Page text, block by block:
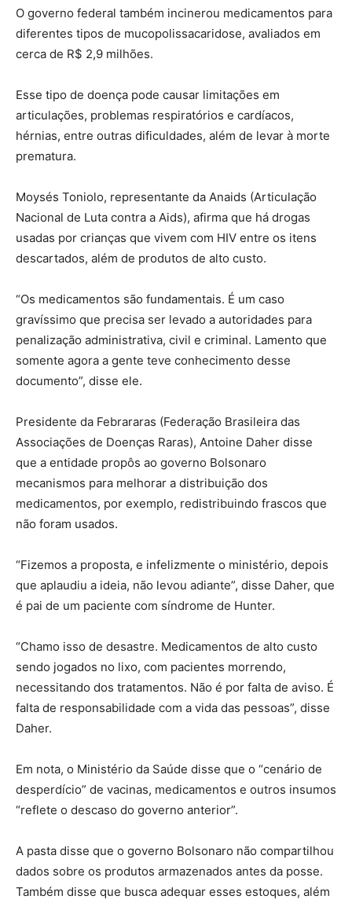
O governo federal também incinerou medicamentos para
diferentes tipos de mucopolissacaridose, avaliados em
cerca de R$ 2,9 milhões.
Esse tipo de doença pode causar limitações em
articulações, problemas respiratórios e cardíacos,
hérnias, entre outras dificuldades, além de levar à morte
prematura.
Moysés Toniolo, representante da Anaids (Articulação
Nacional de Luta contra a Aids), afirma que há drogas
usadas por crianças que vivem com HIV entre os itens
descartados, além de produtos de alto custo.
“Os medicamentos são fundamentais. É um caso
gravíssimo que precisa ser levado a autoridades para
penalização administrativa, civil e criminal. Lamento que
somente agora a gente teve conhecimento desse
documento”, disse ele.
Presidente da Febrararas (Federação Brasileira das
Associações de Doenças Raras), Antoine Daher disse
que a entidade propôs ao governo Bolsonaro
mecanismos para melhorar a distribuição dos
medicamentos, por exemplo, redistribuindo frascos que
não foram usados.
“Fizemos a proposta, e infelizmente o ministério, depois
que aplaudiu a ideia, não levou adiante”, disse Daher, que
é pai de um paciente com síndrome de Hunter.
“Chamo isso de desastre. Medicamentos de alto custo
sendo jogados no lixo, com pacientes morrendo,
necessitando dos tratamentos. Não é por falta de aviso. É
falta de responsabilidade com a vida das pessoas”, disse
Daher.
Em nota, o Ministério da Saúde disse que o “cenário de
desperdício” de vacinas, medicamentos e outros insumos
“reflete o descaso do governo anterior”.
A pasta disse que o governo Bolsonaro não compartilhou
dados sobre os produtos armazenados antes da posse.
Também disse que busca adequar esses estoques, além